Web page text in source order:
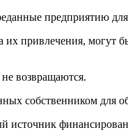
предприятию
их привлечения,
возвращаются.
собственником для